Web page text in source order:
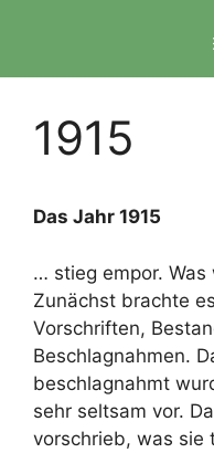
1915
Das Jahr 1915
… stieg empor. Was
Zunächst brachte
Vorschriften,
Beschlagnahmen.
beschlagnahmt
sehr seltsam vor.
vorschrieb, was sie